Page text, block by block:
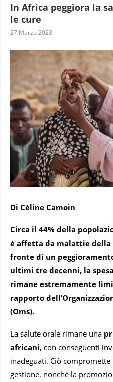
In Africa peggiora la
le cure
27 Marzo 2023
Di Céline Camoin
Circa il 44% della
è affetta da malattie della
fronte di un
ultimi tre decenni, la
rimane estremamente
rapporto
(Oms).
La salute orale rimane una
africani, con conseguenti
inadeguati. Ciò
gestione, nonché la